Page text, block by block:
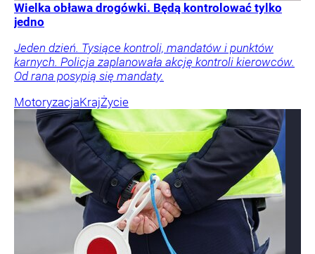
Wielka obława drogówki. Będą kontrolować tylko
jedno
Jeden dzień. Tysiące kontroli, mandatów i punktów
karnych. Policja zaplanowała akcję kontroli kierowców.
Od rana posypią się mandaty.
MotoryzacjaKrajŻycie